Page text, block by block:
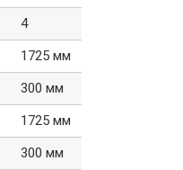
4
1725 мм
300 мм
1725 мм
300 мм